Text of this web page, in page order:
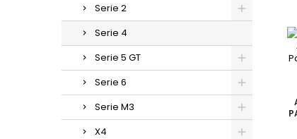
Serie 2
Serie 4
Serie 5 GT
Serie 6
Serie M3
X4